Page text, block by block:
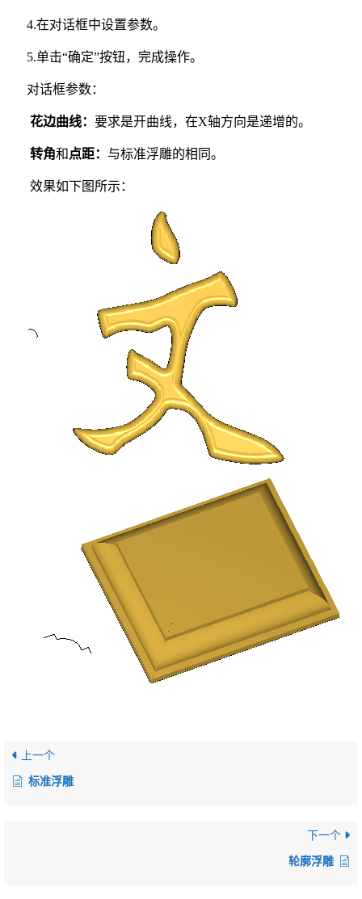
4.在对话框中设置参数。
5.单击“确定”按钮，完成操作。
对话框参数：
花边曲线： 要求是开曲线，在X轴方向是递增的。
转角和 点距： 与标准浮雕的相同。
效果如下图所示：
上一个
标准浮雕
下一个
轮廓浮雕